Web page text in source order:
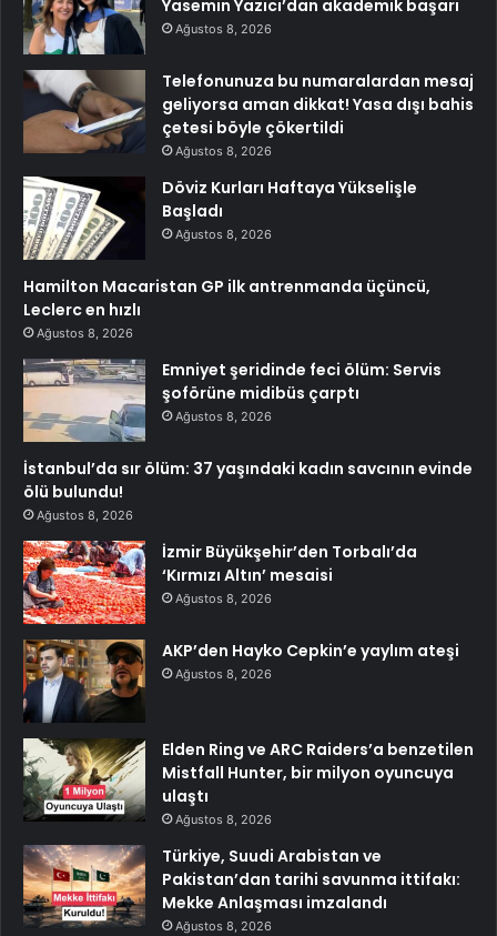
Yasemin Yazıcı’dan akademik başarı
Ağustos 8, 2026
Telefonunuza bu numaralardan mesaj
geliyorsa aman dikkat! Yasa dışı bahis
çetesi böyle çökertildi
Ağustos 8, 2026
Döviz Kurları Haftaya Yükselişle
Başladı
Ağustos 8, 2026
Hamilton Macaristan GP ilk antrenmanda üçüncü,
Leclerc en hızlı
Ağustos 8, 2026
Emniyet şeridinde feci ölüm: Servis
şoförüne midibüs çarptı
Ağustos 8, 2026
İstanbul’da sır ölüm: 37 yaşındaki kadın savcının evinde
ölü bulundu!
Ağustos 8, 2026
İzmir Büyükşehir’den Torbalı’da
‘Kırmızı Altın’ mesaisi
Ağustos 8, 2026
AKP’den Hayko Cepkin’e yaylım ateşi
Ağustos 8, 2026
Elden Ring ve ARC Raiders’a benzetilen
Mistfall Hunter, bir milyon oyuncuya
ulaştı
Ağustos 8, 2026
Türkiye, Suudi Arabistan ve
Pakistan’dan tarihi savunma ittifakı:
Mekke Anlaşması imzalandı
Ağustos 8, 2026